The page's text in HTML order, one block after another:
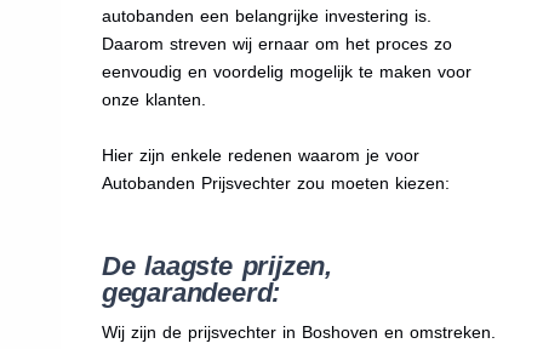
autobanden een belangrijke investering is.
Daarom streven wij ernaar om het proces zo
eenvoudig en voordelig mogelijk te maken voor
onze klanten.
Hier zijn enkele redenen waarom je voor
Autobanden Prijsvechter zou moeten kiezen:
De laagste prijzen,
gegarandeerd:
Wij zijn de prijsvechter in Boshoven en omstreken.